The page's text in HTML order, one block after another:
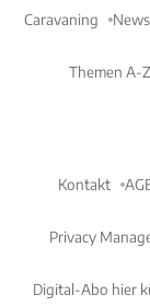
Caravaning
Themen A-Z
Kontakt
Privacy
Digital-Abo hier